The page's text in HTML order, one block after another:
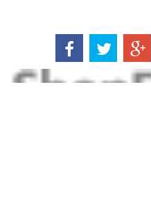
Boutique en ligne créés avec